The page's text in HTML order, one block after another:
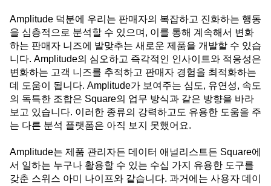
Amplitude 덕분에 우리는 판매자의 복잡하고 진화하는 행동
을 심층적으로 분석할 수 있으며, 이를 통해 계속해서 변화
하는 판매자 니즈에 발맞추는 새로운 제품을 개발할 수 있습
니다. Amplitude의 심오하고 즉각적인 인사이트와 적응성은
변화하는 고객 니즈를 추적하고 판매자 경험을 최적화하는
데 도움이 됩니다. Amplitude가 보여주는 심도, 유연성, 속도
의 독특한 조합은 Square의 업무 방식과 같은 방향을 바라
보고 있습니다. 이러한 종류의 강력하고도 유용한 도움을 주
는 다른 분석 플랫폼은 아직 보지 못했어요.
Amplitude는 제품 관리자든 데이터 애널리스트든 Square에
서 일하는 누구나 활용할 수 있는 수십 가지 유용한 도구를
갖춘 스위스 아미 나이프와 같습니다. 과거에는 사용자 데이